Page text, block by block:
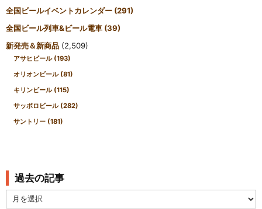
全国ビールイベントカレンダー (291)
全国ビール列車&ビール電車 (39)
新発売＆新商品 (2,509)
アサヒビール (193)
オリオンビール (81)
キリンビール (115)
サッポロビール (282)
サントリー (181)
過去の記事
去